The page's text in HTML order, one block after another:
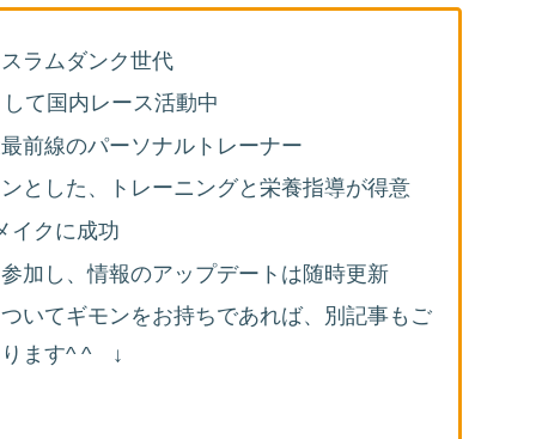
ラムダンク世代
て国内レース活動中
前線のパーソナルトレーナー
とした、トレーニングと栄養指導が得意
イクに成功
加し、情報のアップデートは随時更新
いてギモンをお持ちであれば、別記事もご
ります^ ^ ↓